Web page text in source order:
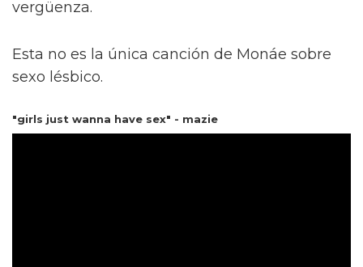
vergüenza.
Esta no es la única canción de Monáe sobre
sexo lésbico.
"girls just wanna have sex" - mazie